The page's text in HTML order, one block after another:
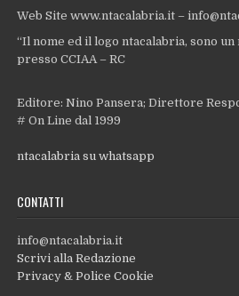
Web Site www.ntacalabria.it –
“Il nome ed il logo ntacalabria, sono
presso CCIAA – RC
Editore: Nino Pansera; Direttore
# On Line dal 1999
ntacalabria su whatsapp
CONTATTI
info@ntacalabria.it
Scrivi alla Redazione
Privacy & Police Cookie